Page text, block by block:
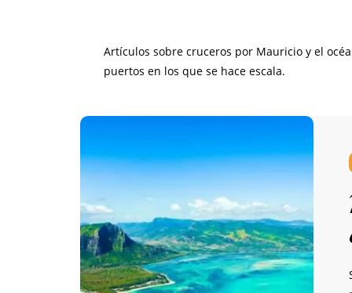
Artículos sobre cruceros por Mauricio y el
puertos en los que se hace escala.